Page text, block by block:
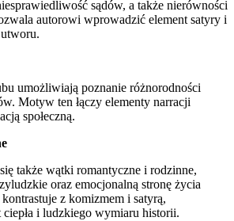
sądów, a także nierówności
autorowi wprowadzić element satyry i
umożliwiają poznanie różnorodności
Motyw ten łączy elementy narracji
społeczną.
także wątki romantyczne i rodzinne,
oraz emocjonalną stronę życia
z komizmem i satyrą,
i ludzkiego wymiaru historii.